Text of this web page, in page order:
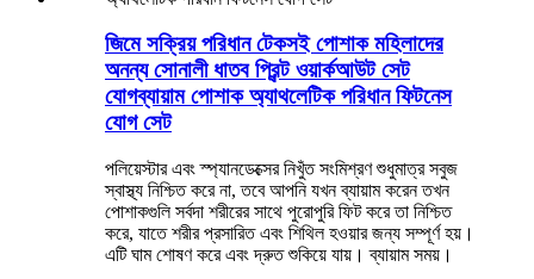
জিমে সক্রিয় পরিধান টেকসই পোশাক মহিলাদের
অনন্য সোনালী ধাতব প্রিন্ট ওয়ার্কআউট সেট
যোগব্যায়াম পোশাক অ্যাথলেটিক পরিধান ফিটনেস
যোগ সেট
পলিয়েস্টার এবং স্প্যানডেক্সের নিখুঁত সংমিশ্রণ শুধুমাত্র সবুজ
স্বাস্থ্য নিশ্চিত করে না, তবে আপনি যখন ব্যায়াম করেন তখন
পোশাকগুলি সর্বদা শরীরের সাথে পুরোপুরি ফিট করে তা নিশ্চিত
করে, যাতে শরীর প্রসারিত এবং শিথিল হওয়ার জন্য সম্পূর্ণ হয়।
এটি ঘাম শোষণ করে এবং দ্রুত শুকিয়ে যায়। ব্যায়াম সময়।